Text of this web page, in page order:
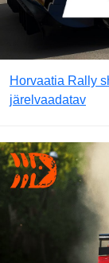
Horvaatia Rally
järelvaadatav